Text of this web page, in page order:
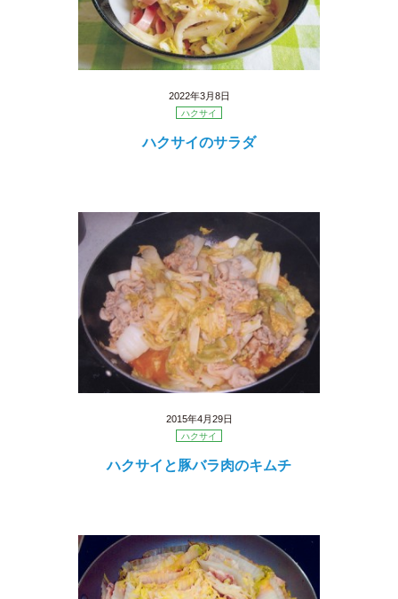
2022年3月8日
ハクサイ
ハクサイのサラダ
2015年4月29日
ハクサイ
ハクサイと豚バラ肉のキムチ